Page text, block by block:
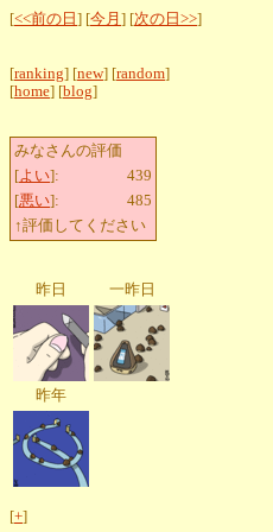
[<<前の日 ] [今月 ] [次の日>>]
[ranking] [new] [random]
[home] [blog]
みなさんの評価
[よい]:
439
[悪い]:
485
↑評価してください
昨日 一昨日
昨年
[+]